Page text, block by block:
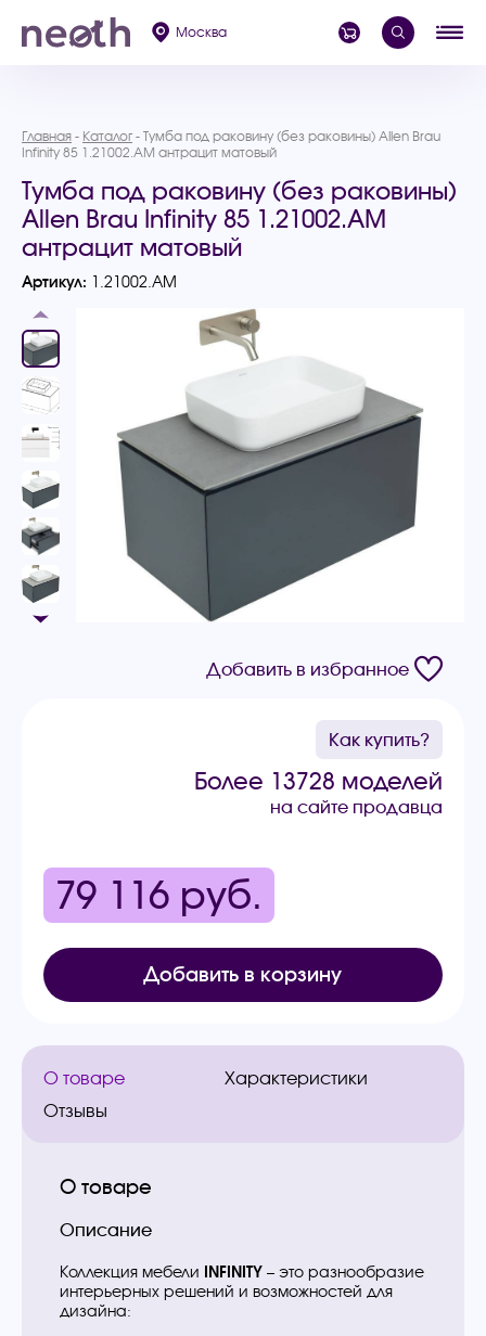
Москва
Главная Каталог
Тумба под раковину (без раковины) Allen Brau
Infinity 85 1.21002.AM антрацит матовый
Тумба под раковину (без раковины)
Allen Brau Infinity 85 1.21002.AM
антрацит матовый
Артикул: 1.21002.AM
Добавить в избранное
Как купить?
Более 13728 моделей
на сайте продавца
79 116 руб.
Добавить в корзину
О товаре
Характеристики
Отзывы
О товаре
Описание
Коллекция мебели INFINITY – это разнообразие
интерьерных решений и возможностей для
дизайна: